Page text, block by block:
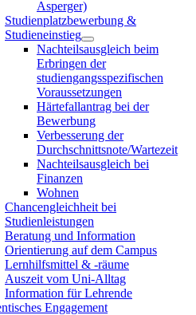
Asperger)
Studienplatzbewerbung &
Studieneinstieg
Nachteilsausgleich beim
Erbringen der
studiengangsspezifischen
Voraussetzungen
Härtefallantrag bei der
Bewerbung
Verbesserung der
Durchschnittsnote/Wartezeit
Nachteilsausgleich bei
Finanzen
Wohnen
Chancengleichheit bei
Studienleistungen
Beratung und Information
Orientierung auf dem Campus
Lernhilfsmittel & -räume
Auszeit vom Uni-Alltag
Information für Lehrende
Engagement